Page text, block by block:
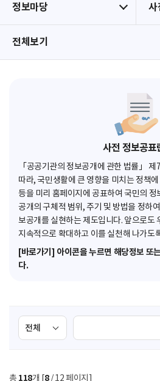
정보마당 사
전체보기
사전 정보공표
「공공기관의 정보공개에 관한 법률」
따라, 국민생활에 큰 영향을 미치는 정책
등을 미리 홈페이지에 공표하여 국민의
공개의 구체적 범위, 주기 및 방법을 정하
보공개를 실현하는 제도입니다. 앞으로도
지속적으로 확대하고 이를 실천해 나가도
[바로가기] 아이콘을 누르면 해당정보 또
다.
검
색
색
총 118개 [8/ 12 페이지]